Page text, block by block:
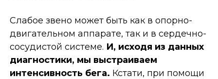
Слабое звено может быть как в опорно-
двигательном аппарате, так и в сердечно-
сосудистой системе. И, исходя из данных
диагностики, мы выстраиваем
интенсивность бега. Кстати, при помощи